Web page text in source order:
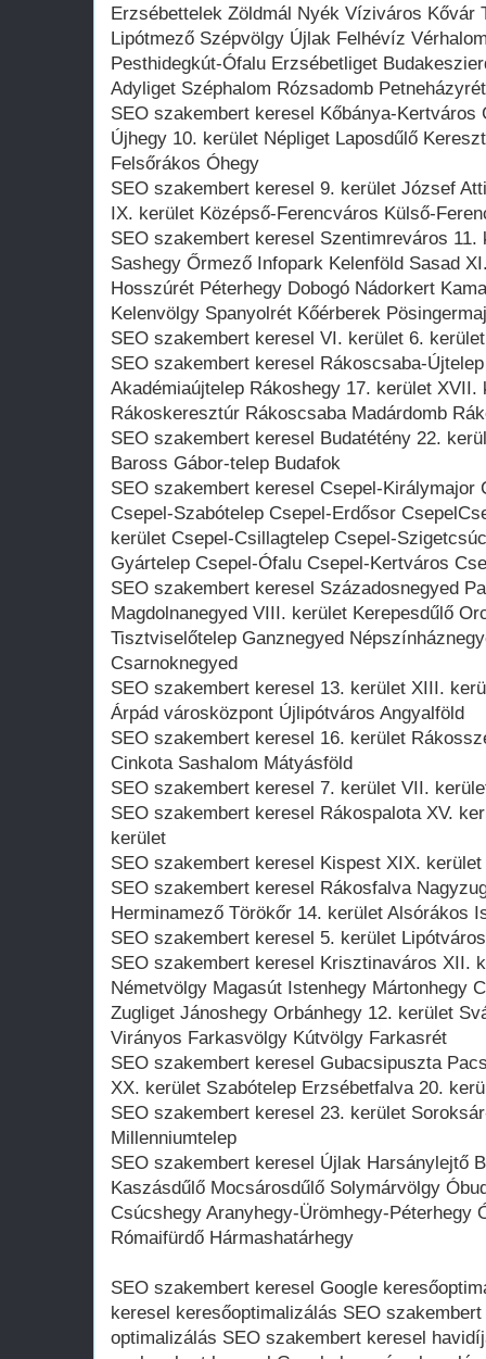
Erzsébettelek Zöldmál Nyék Víziváros Kővár
Lipótmező Szépvölgy Újlak Felhévíz
Pesthidegkút-Ófalu Erzsébetliget
Adyliget Széphalom Rózsadomb Petneházyrét
SEO szakembert keresel Kőbánya-Kertváros
Újhegy 10. kerület Népliget Laposdűlő
Felsőrákos Óhegy
SEO szakembert keresel 9. kerület József
IX. kerület Középső-Ferencváros Külső-
SEO szakembert keresel Szentimreváros
Sashegy Őrmező Infopark Kelenföld Sasad
Hosszúrét Péterhegy Dobogó Nádorkert
Kelenvölgy Spanyolrét Kőérberek
SEO szakembert keresel VI. kerület 6.
SEO szakembert keresel Rákoscsaba-
Akadémiaújtelep Rákoshegy 17. kerület XVII.
Rákoskeresztúr Rákoscsaba Madárdomb
SEO szakembert keresel Budatétény 22.
Baross Gábor-telep Budafok
SEO szakembert keresel Csepel-Királymajor
Csepel-Szabótelep Csepel-Erdősor
kerület Csepel-Csillagtelep Csepel-
Gyártelep Csepel-Ófalu Csepel-Kertváros
SEO szakembert keresel Századosnegyed
Magdolnanegyed VIII. kerület Kerepesdűlő
Tisztviselőtelep Ganznegyed
Csarnoknegyed
SEO szakembert keresel 13. kerület XIII.
Árpád városközpont Újlipótváros Angyalföld
SEO szakembert keresel 16. kerület
Cinkota Sashalom Mátyásföld
SEO szakembert keresel 7. kerület VII.
SEO szakembert keresel Rákospalota XV.
kerület
SEO szakembert keresel Kispest XIX.
SEO szakembert keresel Rákosfalva
Herminamező Törökőr 14. kerület Alsórákos
SEO szakembert keresel 5. kerület
SEO szakembert keresel Krisztinaváros XII.
Németvölgy Magasút Istenhegy Mártonhegy
Zugliget Jánoshegy Orbánhegy 12. kerület
Virányos Farkasvölgy Kútvölgy Farkasrét
SEO szakembert keresel Gubacsipuszta
XX. kerület Szabótelep Erzsébetfalva 20.
SEO szakembert keresel 23. kerület
Millenniumtelep
SEO szakembert keresel Újlak Harsánylejtő
Kaszásdűlő Mocsárosdűlő Solymárvölgy
Csúcshegy Aranyhegy-Ürömhegy-Péterhegy
Rómaifürdő Hármashatárhegy
SEO szakembert keresel Google
keresel keresőoptimalizálás SEO
optimalizálás SEO szakembert keresel